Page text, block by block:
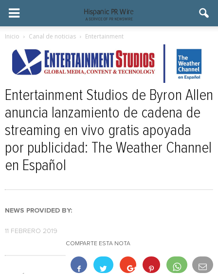
Inicio Canal de noticias Entertainment
Entertainment Studios de Byron Allen
anuncia lanzamiento de cadena de
streaming en vivo gratis apoyada
por publicidad: The Weather Channel
en Español
NEWS PROVIDED BY:
11 FEBRERO 2019
COMPARTE ESTA NOTA